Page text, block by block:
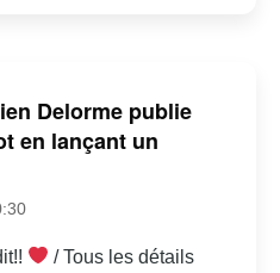
Delorme publie
en lançant un
/ Tous les détails